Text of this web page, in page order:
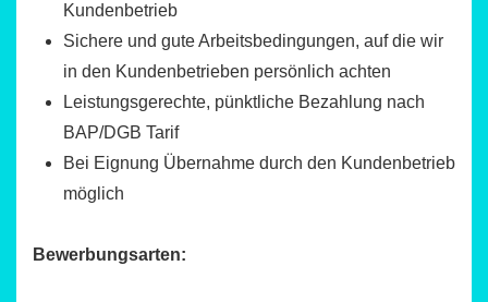
Kundenbetrieb
Sichere und gute Arbeitsbedingungen, auf die wir
in den Kundenbetrieben persönlich achten
Leistungsgerechte, pünktliche Bezahlung nach
BAP/DGB Tarif
Bei Eignung Übernahme durch den Kundenbetrieb
möglich
Bewerbungsarten: